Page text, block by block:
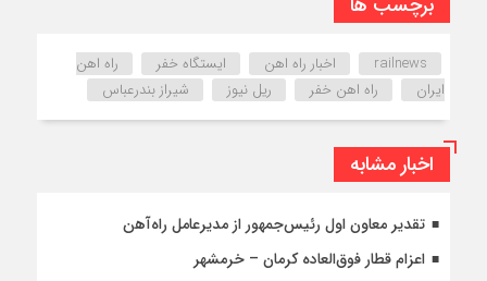
railnews اخبار راه اهن ایستگاه خفر
راه اهن
ایران
راه اهن خفر ریل نیوز شیراز بندرعباس
اخبار مشابه
تقدیر معاون اول رئیس‌جمهور از مدیرعامل راه‌آهن
اعزام قطار فوق‌العاده کرمان – خرمشهر